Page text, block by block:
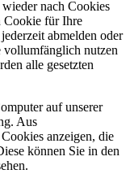
nach Cookies
Cookie für Ihre
abmelden oder
vollumfänglich nutzen
alle gesetzten
auf unserer
Aus
anzeigen, die
können Sie in den